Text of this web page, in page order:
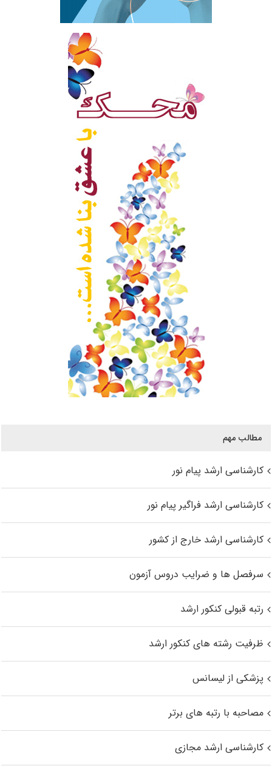
مطالب مهم
کارشناسی ارشد پیام نور
کارشناسی ارشد فراگیر پیام نور
کارشناسی ارشد خارج از کشور
سرفصل ها و ضرایب دروس آزمون
رتبه قبولی کنکور ارشد
ظرفیت رشته های کنکور ارشد
پزشکی از لیسانس
مصاحبه با رتبه های برتر
کارشناسی ارشد مجازی